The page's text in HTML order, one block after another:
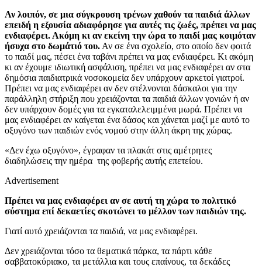
Αν λοιπόν, σε μια σύγκρουση τρένων χαθούν τα παιδιά άλλων
επειδή η εξουσία αδιαφόρησε για αυτές τις ζωές, πρέπει να μας
ενδιαφέρει. Ακόμη κι αν εκείνη την ώρα το παιδί μας κοιμόταν
ήσυχα στο δωμάτιό του. Αν σε ένα σχολείο, στο οποίο δεν φοιτά
το παιδί μας, πέσει ένα ταβάνι πρέπει να μας ενδιαφέρει. Κι ακόμη
κι αν έχουμε ιδιωτική ασφάλιση, πρέπει να μας ενδιαφέρει αν στα
δημόσια παιδιατρικά νοσοκομεία δεν υπάρχουν αρκετοί γιατροί.
Πρέπει να μας ενδιαφέρει αν δεν στέλνονται δάσκαλοι για την
παράλληλη στήριξη που χρειάζονται τα παιδιά άλλων γονιών ή αν
δεν υπάρχουν δομές για τα εγκαταλελειμμένα μωρά. Πρέπει να
μας ενδιαφέρει αν καίγεται ένα δάσος και χάνεται μαζί με αυτό το
οξυγόνο των παιδιών ενός νομού στην άλλη άκρη της χώρας.
«Δεν έχω οξυγόνο», έγραφαν τα πλακάτ στις αμέτρητες
διαδηλώσεις την ημέρα της φοβερής αυτής επετείου.
Advertisement
Πρέπει να μας ενδιαφέρει αν σε αυτή τη χώρα το πολιτικό
σύστημα επί δεκαετίες σκοτώνει το μέλλον των παιδιών της.
Γιατί αυτό χρειάζονται τα παιδιά, να μας ενδιαφέρει.
Δεν χρειάζονται τόσο τα θεματικά πάρκα, τα πάρτι κάθε
σαββατοκύριακο, τα μετάλλια και τους επαίνους, τα δεκάδες